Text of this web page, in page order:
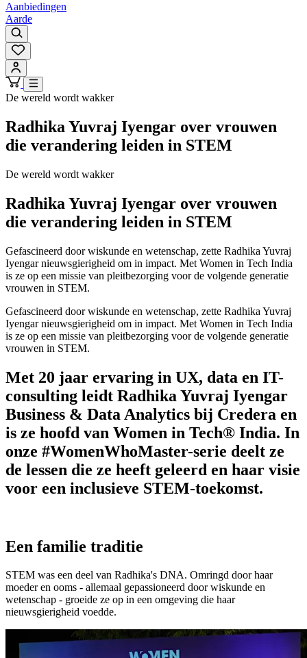
Aanbiedingen
Aarde
De wereld wordt wakker
Radhika Yuvraj Iyengar over vrouwen
die verandering leiden in STEM
De wereld wordt wakker
Radhika Yuvraj Iyengar over vrouwen
die verandering leiden in STEM
Gefascineerd door wiskunde en wetenschap, zette Radhika Yuvraj
Iyengar nieuwsgierigheid om in impact. Met Women in Tech India
is ze op een missie van pleitbezorging voor de volgende generatie
vrouwen in STEM.
Gefascineerd door wiskunde en wetenschap, zette Radhika Yuvraj
Iyengar nieuwsgierigheid om in impact. Met Women in Tech India
is ze op een missie van pleitbezorging voor de volgende generatie
vrouwen in STEM.
Met 20 jaar ervaring in UX, data en IT-
consulting leidt Radhika Yuvraj Iyengar
Business & Data Analytics bij Credera en
is ze hoofd van Women in Tech® India. In
onze #WomenWhoMaster-serie deelt ze
de lessen die ze heeft geleerd en haar visie
voor een inclusieve STEM-toekomst.
Een familie traditie
STEM was een deel van Radhika's DNA. Omringd door haar
moeder en ooms - allemaal gepassioneerd door wiskunde en
wetenschap - groeide ze op in een omgeving die haar
nieuwsgierigheid voedde.